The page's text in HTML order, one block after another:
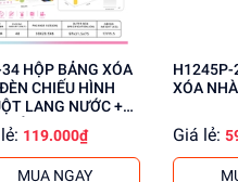
, chúng tôi cung cấp giá sỉ
biết thêm thông tin!
XÓA
CHIẾU HÌNH
LANG NƯỚC +
119.000₫
MUA NGAY
H1245P-2 TÚI
XÓA NHÀ
Giá lẻ: